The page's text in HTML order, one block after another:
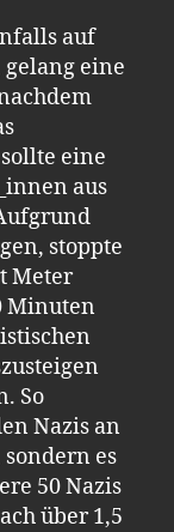
auf
eine
eine
aus
stoppte
Meter
Minuten
So
Nazis an
es
50 Nazis
über 1,5